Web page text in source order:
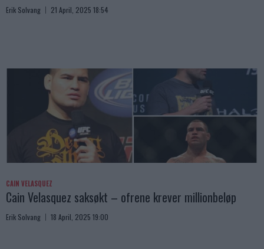
Erik Solvang 21 April, 2025 18:54
CAIN VELASQUEZ
Cain Velasquez saksøkt – ofrene krever millionbeløp
Erik Solvang 18 April, 2025 19:00